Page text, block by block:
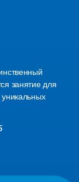
занятие для